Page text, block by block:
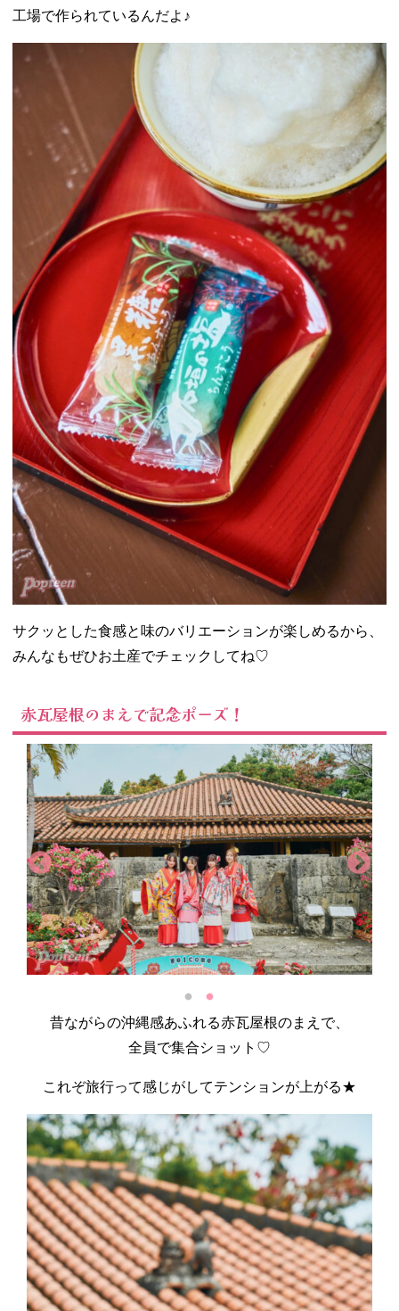
工場で作られているんだよ♪
サクッとした食感と味のバリエーションが楽しめるから、
みんなもぜひお土産でチェックしてね♡
赤瓦屋根のまえで記念ポーズ！
昔ながらの沖縄感あふれる赤瓦屋根のまえで、
全員で集合ショット♡
これぞ旅行って感じがしてテンションが上がる★